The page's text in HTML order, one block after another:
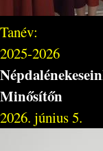
Tanév:
2025-2026
Minősítőn
2026. június 5.